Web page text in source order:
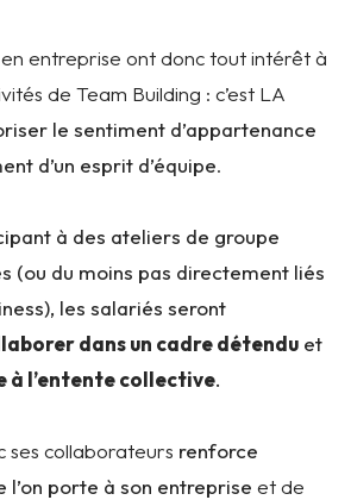
entreprise ont donc tout intérêt à
de Team Building : c’est LA
le sentiment d’appartenance
d’un esprit d’équipe.
à des ateliers de groupe
(ou du moins pas directement liés
les salariés seront
dans un cadre détendu et
à l’entente collective.
ses collaborateurs renforce
l’on porte à son entreprise et de